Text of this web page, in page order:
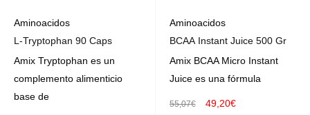
Aminoacidos
L-Tryptophan 90 Caps
Amix Tryptophan es un
complemento alimenticio
base de
Aminoacidos
BCAA Instant Juice 500 Gr
Amix BCAA Micro Instant
Juice es una fórmula
55,07€ 49,20€